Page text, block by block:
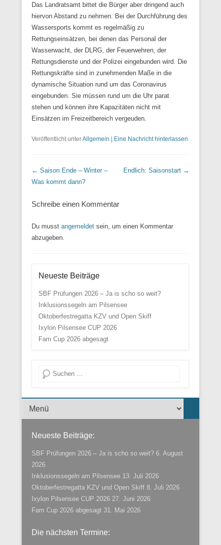
Das Landratsamt bittet die Bürger aber dringend auch
hiervon Abstand zu nehmen. Bei der Durchführung des
Wassersports kommt es regelmäßig zu
Rettungseinsätzen, bei denen das Personal der
Wasserwacht, der DLRG, der Feuerwehren, der
Rettungsdienste und der Polizei eingebunden wird. Die
Rettungskräfte sind in zunehmenden Maße in die
dynamische Situation rund um das Coronavirus
eingebunden. Sie müssen rund um die Uhr parat
stehen und können ihre Kapazitäten nicht mit
Einsätzen im Freizeitbereich vergeuden.
Veröffentlicht unterAllgemein Eine Nachricht hinterlassen
Beitrags Übersicht
← Saison Ende – Winter –
Was kommt dann?
Endlich: Saisonstart →
Schreibe einen Kommentar
Du musst angemeldet sein, um einen Kommentar
abzugeben.
Neueste Beiträge
SBF Prüfungen 2026 – Ja is scho so weit?
Inklusionssegeln am Pilsensee
Oktoberfestregatta KZV und Open Skiff
Ixylon Pilsensee CUP 2026
Fam Cup 2026 abgesagt
Suche
Menü der Fußzeile
Neueste Beiträge:
SBF Prüfungen 2026 – Ja is scho so weit? 6. August
2026
Inklusionssegeln am Pilsensee 13. Juli 2026
Oktoberfestregatta KZV und Open Skiff 8. Juli 2026
Ixylon Pilsensee CUP 2026 27. Juni 2026
Fam Cup 2026 abgesagt 31. Mai 2026
Die nächsten Termine: